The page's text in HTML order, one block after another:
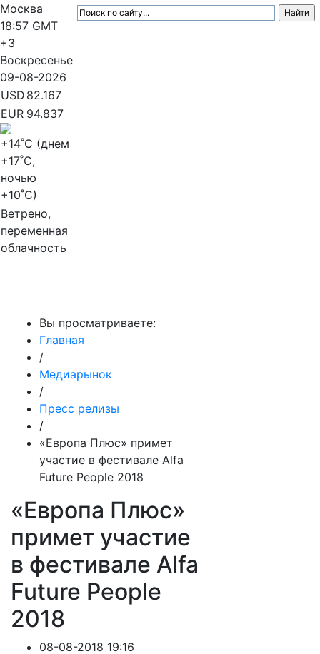
Москва
18:57 GMT
+3
Воскресенье
09-08-2026
USD 82.167
EUR 94.837
+14˚C (днем
+17˚C,
ночью
+10˚C)
Ветрено,
переменная
облачность
Вы просматриваете:
Главная
/
Медиарынок
/
Пресс релизы
/
«Европа Плюс» примет
участие в фестивале Alfa
Future People 2018
«Европа Плюс»
примет участие
в фестивале Alfa
Future People
2018
08-08-2018 19:16